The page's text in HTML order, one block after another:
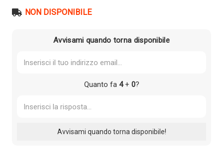
era:
NON DISPONIBILE
Avvisami quando torna disponibile
Quanto fa 4+ 0?